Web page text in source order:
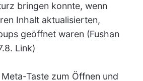
bringen konnte, wenn
Inhalt aktualisierten,
geöffnet waren (Fushan
Link)
Taste zum Öffnen und